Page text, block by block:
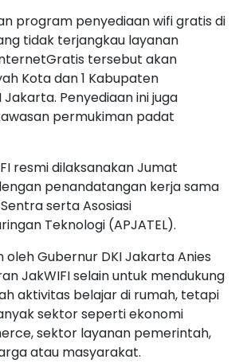
program penyediaan wifi gratis di
tidak terjangkau layanan
tersebut akan
Kota dan 1 Kabupaten
Jakarta. Penyediaan ini juga
permukiman padat
resmi dilaksanakan Jumat
penandatangan kerja sama
serta Asosiasi
Teknologi (APJATEL).
oleh Gubernur DKI Jakarta Anies
JakWIFI selain untuk mendukung
aktivitas belajar di rumah, tetapi
sektor seperti ekonomi
sektor layanan pemerintah,
atau masyarakat.